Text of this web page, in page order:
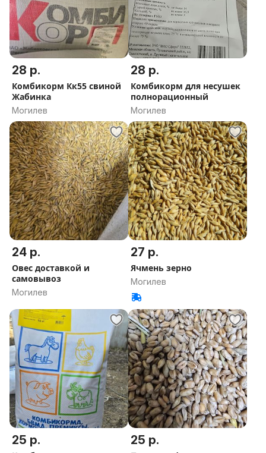
28 р.
Комбикорм Кк55 свиной
Жабинка
Могилев
28 р.
Комбикорм для несушек
полнорационный
Могилев
24 р.
Овес доставкой и
самовывоз
Могилев
27 р.
Ячмень зерно
Могилев
25 р. 25 р.